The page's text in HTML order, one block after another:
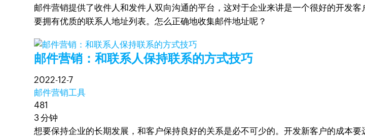
邮件营销提供了收件人和发件人双向沟通的平台，这对于企业来讲是一个很好的开发
要拥有优质的联系人地址列表。怎么正确地收集邮件地址呢？
邮件营销：和联系人保持联系的方式技巧
2022-12-7
邮件营销工具
481
3 分钟
想要保持企业的长期发展，和客户保持良好的关系是必不可少的。开发新客户的成本